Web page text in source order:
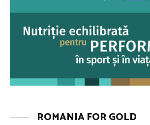
ROMANIA FOR GOLD